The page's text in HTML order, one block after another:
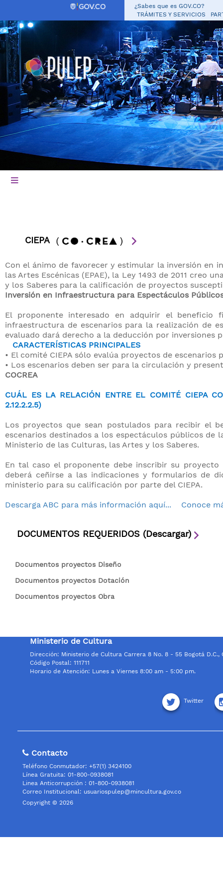
¿Sabes que es GOV.CO?
TRÁMITES Y SERVICIOS
CIEPA
Con el ánimo de favorecer y estimular la inversión en
las Artes Escénicas (EPAE), la Ley 1493 de 2011 creo
y los Saberes para la calificación de proyectos
Inversión en Infraestructura para Espectáculos
​El proponente interesado en adquirir el beneficio
infraestructura de escenarios para la realización de
evaluado dará derecho a la deducción por inversiones
CARACTERÍSTICAS PRINCIPALES
• El comité CIEPA sólo evalúa proyectos de escenarios
​• Los escenarios deben ser para la circulación y
COCREA
CUÁL ES LA RELACIÓN ENTRE EL COMITÉ CIEPA
2.12.2.2.5)
Los proyectos que sean postulados para recibir el
escenarios destinados a los espectáculos públicos de
Ministerio de las Culturas, las Artes y los Saberes.
En tal caso el proponente debe inscribir su
deberá ceñirse a las indicaciones y formularios de
ministerio para su calificación por parte del CIEPA.
Descarga ABC para más información aquí... Conoce
DOCUMENTOS REQUERIDOS (Descargar)
Documentos proyectos Diseño
Documentos proyectos Dotación
Documentos proyectos Obra
Ministerio de Cultura
Dirección: Ministerio de Cultura Carrera 8 No. 8 - 55 Bogotá D.C.,
Código Postal: 111711
Horario de Atención: Lunes a Viernes 8:00 am - 5:00 pm.
Twitter
Contacto
Teléfono Conmutador: +57(1) 3424100
Línea Gratuita: 01-800-0938081
Linea Anticorrupción : 01-800-0938081
Correo Institucional: usuariospulep@mincultura.gov.co
Copyright © 2026